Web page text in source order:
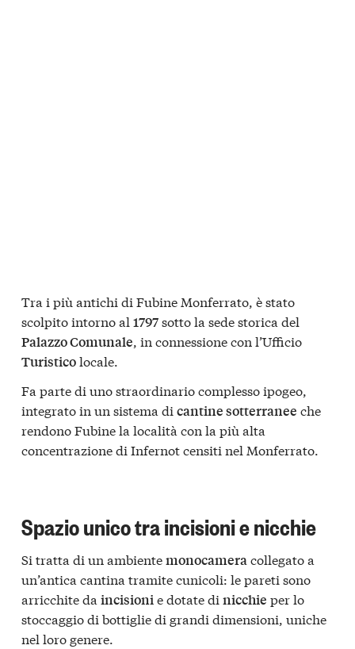
Tra i più antichi di Fubine Monferrato, è stato
scolpito intorno al 1797sotto la sede storica del
Palazzo Comunale, in connessione con l’Ufficio
Turisticolocale.
Fa parte di uno straordinario complesso ipogeo,
integrato in un sistema di cantine sotterranee che
rendono Fubine la località con la più alta
concentrazione di Infernot censiti nel Monferrato.
Spazio unico tra incisioni e nicchie
Si tratta di un ambientemonocameracollegato a
un’antica cantina tramite cunicoli: le pareti sono
arricchite da incisionie dotate di nicchie per lo
stoccaggio di bottiglie di grandi dimensioni, uniche
nel loro genere.